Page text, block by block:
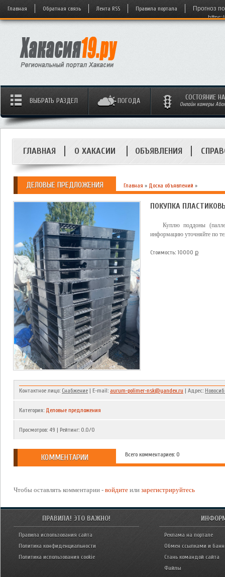
Главная Обратная связь Лента RSS Правила портала
Прогноз
ВЫБРАТЬ РАЗДЕЛ ПОГОДА СОСТОЯНИЕ
Онлайн камеры
ГЛАВНАЯ О ХАКАСИИ ОБЪЯВЛЕНИЯ
ДЕЛОВЫЕ ПРЕДЛОЖЕНИЯ Главная » Доска объявлений »
ПОКУПКА
Куплю поддоны
информацию уточняйте по
Стоимость: 10000 ք
Контактное лицо: Снабжение | E-mail: aurum-polimer-nsk@yandex.ru | Адрес:
Категория: Деловые предложения
Просмотров: 49 | Рейтинг: 0.0/0
КОММЕНТАРИИ Всего комментариев: 0
Чтобы оставлять комментарии - войдите или зарегистрируйтесь
ПРАВИЛА! ЭТО ВАЖНО!
Правила использования сайта
Политика конфиденциальности
Политика использования cookie
Реклама на портале
Обмен ссылками и
Стань командой сайта
Файлы